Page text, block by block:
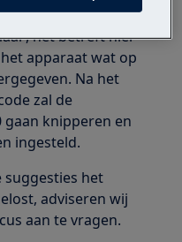
van vier
, het betreft hier
apparaat wat op
Na het
zal de
knipperen en
ingesteld.
suggesties het
adviseren wij
aan te vragen.